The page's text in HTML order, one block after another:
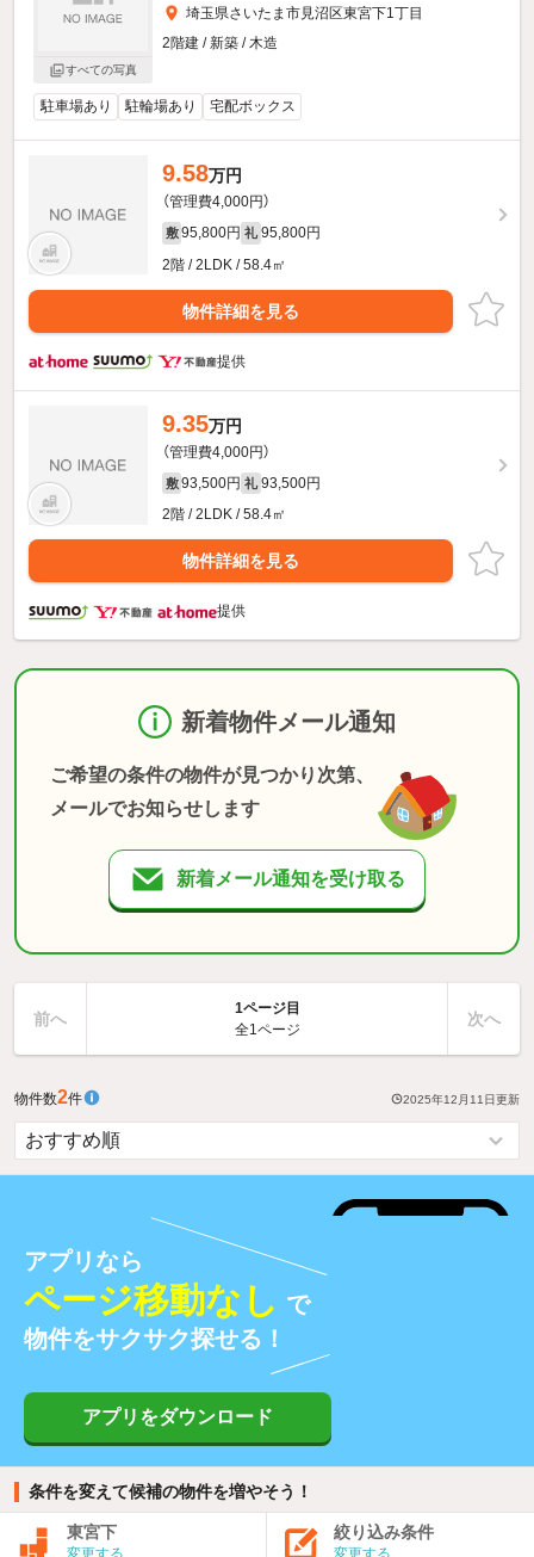
すべての写真
埼玉県さいたま市見沼区東宮下1丁目
2階建 / 新築 / 木造
駐車場あり 駐輪場あり 宅配ボックス
9.58万円
（管理費4,000円）
敷 95,800円 礼 95,800円
2階 / 2LDK / 58.4㎡
物件詳細を見る
提供
9.35万円
（管理費4,000円）
敷 93,500円 礼 93,500円
2階 / 2LDK / 58.4㎡
物件詳細を見る
提供
新着物件メール通知
ご希望の条件の物件が見つかり次第、
メールでお知らせします
新着メール通知を受け取る
前へ
1ページ目
全1ページ
次へ
物件数2件 2025年12月11日更新
アプリなら
ページ移動なし で
物件をサクサク探せる！
アプリをダウンロード
条件を変えて候補の物件を増やそう！
東宮下 絞り込み条件